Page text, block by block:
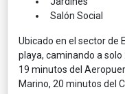
Salón Social
Ubicado en el sector de
playa, caminando a
19 minutos del
Marino, 20 minutos del